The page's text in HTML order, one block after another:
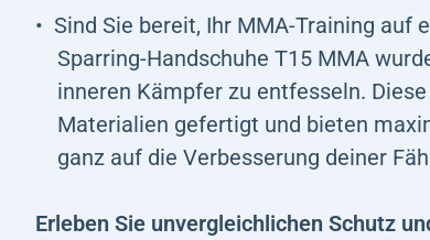
Sind Sie bereit, Ihr MMA-Training auf
Sparring-Handschuhe T15 MMA
inneren Kämpfer zu entfesseln.
Materialien gefertigt und bieten
ganz auf die Verbesserung deiner
Erleben Sie unvergleichlichen Schutz